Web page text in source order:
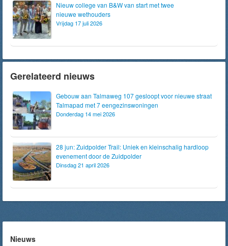
Nieuw college van B&W van start met twee
nieuwe wethouders
Vrijdag 17 juli 2026
Gerelateerd nieuws
Gebouw aan Talmaweg 107 gesloopt voor nieuwe straat
Talmapad met 7 eengezinswoningen
Donderdag 14 mei 2026
28 jun: Zuidpolder Trail: Uniek en kleinschalig hardloop
evenement door de Zuidpolder
Dinsdag 21 april 2026
Nieuws